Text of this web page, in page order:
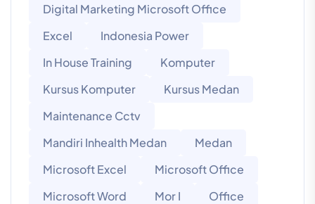
Digital Marketing Microsoft Office
Excel
Indonesia Power
In House Training
Komputer
Kursus Komputer
Kursus Medan
Maintenance Cctv
Mandiri Inhealth Medan
Medan
Microsoft Excel
Microsoft Office
Microsoft Word
Mor I
Office